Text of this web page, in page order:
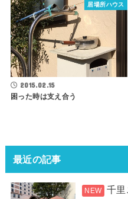
居場所ハウス
2015.02.15
困った時は支え合う
最近の記事
千